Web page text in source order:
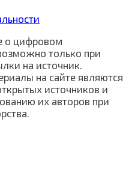
о цифровом
только при
на источник.
на сайте являются
источников и
их авторов при